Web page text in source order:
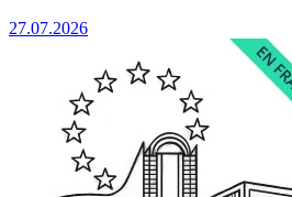
27.07.2026